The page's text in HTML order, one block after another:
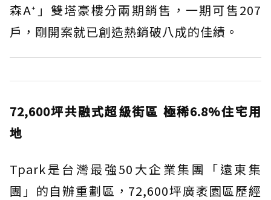
森A⁺」雙塔豪樓分兩期銷售，一期可售207
戶，剛開案就已創造熱銷破八成的佳績。
72,600坪共融式超級街區 極稀6.8%住宅用
地
Tpark是台灣最強50大企業集團「遠東集
團」的自辦重劃區，72,600坪廣袤園區歷經